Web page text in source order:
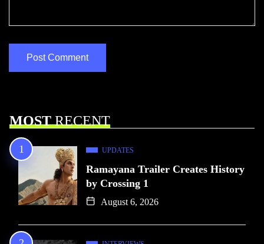
MOSTRECENT
UPDATES
Ramayana Trailer Creates History
by Crossing 1
August 6, 2026